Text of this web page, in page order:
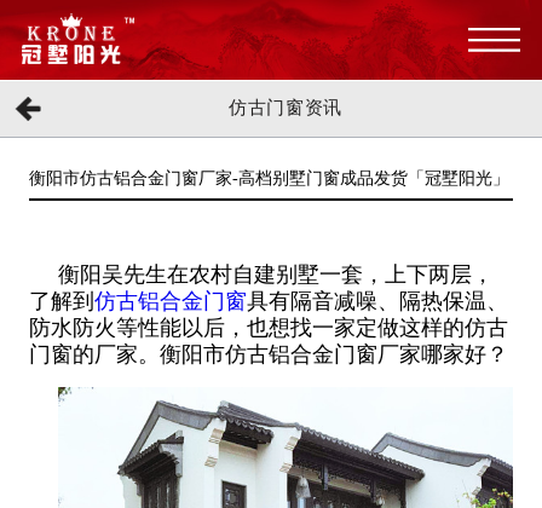
仿古门窗资讯
衡阳市仿古铝合金门窗厂家-高档别墅门窗成品发货「冠墅阳光」
衡阳吴先生在农村自建别墅一套，上下两层，
了解到 仿古铝合金门窗具有隔音减噪、隔热保温、
防水防火等性能以后，也想找一家定做这样的仿古
门窗的厂家。衡阳市仿古铝合金门窗厂家哪家好？